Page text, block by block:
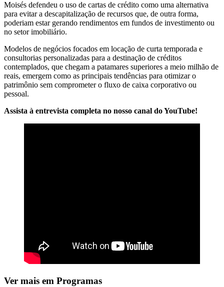
Moisés defendeu o uso de cartas de crédito como uma alternativa
para evitar a descapitalização de recursos que, de outra forma,
poderiam estar gerando rendimentos em fundos de investimento ou
no setor imobiliário.
Modelos de negócios focados em locação de curta temporada e
consultorias personalizadas para a destinação de créditos
contemplados, que chegam a patamares superiores a meio milhão de
reais, emergem como as principais tendências para otimizar o
patrimônio sem comprometer o fluxo de caixa corporativo ou
pessoal.
Assista à entrevista completa no nosso canal do YouTube!
Ver mais em Programas